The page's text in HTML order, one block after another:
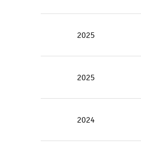
2025
2025
2024